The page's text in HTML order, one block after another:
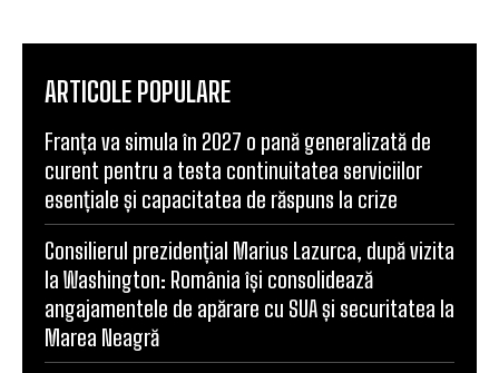
ARTICOLE POPULARE
Franța va simula în 2027 o pană generalizată de
curent pentru a testa continuitatea serviciilor
esențiale și capacitatea de răspuns la crize
Consilierul prezidențial Marius Lazurca, după vizita
la Washington: România își consolidează
angajamentele de apărare cu SUA și securitatea la
Marea Neagră